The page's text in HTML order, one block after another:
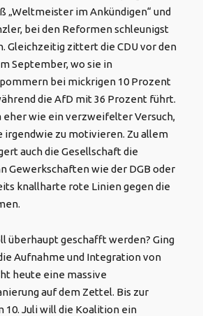
„Weltmeister im Ankündigen“ und
bei den Reformen schleunigst
Gleichzeitig zittert die CDU vor den
September, wo sie in
bei mickrigen 10 Prozent
die AfD mit 36 Prozent führt.
eher wie ein verzweifelter Versuch,
irgendwie zu motivieren. Zu allem
auch die Gesellschaft die
Gewerkschaften wie der DGB oder
knallharte rote Linien gegen die
überhaupt geschafft werden? Ging
Aufnahme und Integration von
heute eine massive
auf dem Zettel. Bis zur
10. Juli will die Koalition ein